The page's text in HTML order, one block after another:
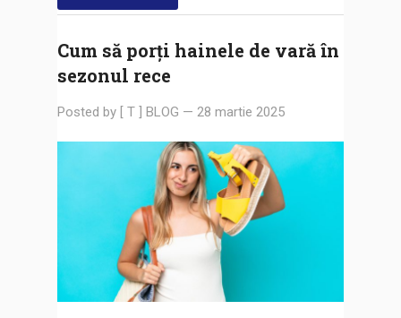
Cum să porți hainele de vară în
sezonul rece
Posted by [ T ] BLOG — 28 martie 2025